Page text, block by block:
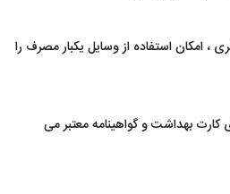
امکان استفاده از وسایل یکبار مصرف را
کارت بهداشت و گواهینامه معتبر می